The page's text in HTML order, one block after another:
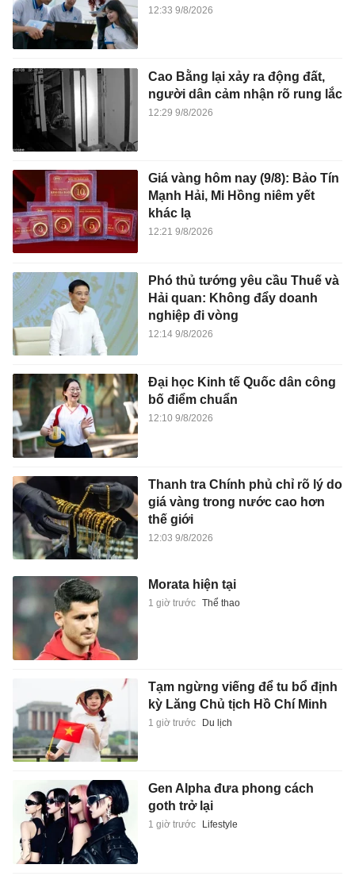
12:33 9/8/2026
Cao Bằng lại xảy ra động đất,
người dân cảm nhận rõ rung lắc
12:29 9/8/2026
Giá vàng hôm nay (9/8): Bảo Tín
Mạnh Hải, Mi Hồng niêm yết
khác lạ
12:21 9/8/2026
Phó thủ tướng yêu cầu Thuế và
Hải quan: Không đẩy doanh
nghiệp đi vòng
12:14 9/8/2026
Đại học Kinh tế Quốc dân công
bố điểm chuẩn
12:10 9/8/2026
Thanh tra Chính phủ chỉ rõ lý do
giá vàng trong nước cao hơn
thế giới
12:03 9/8/2026
Morata hiện tại
1 giờ trước Thể thao
Tạm ngừng viếng để tu bổ định
kỳ Lăng Chủ tịch Hồ Chí Minh
1 giờ trước Du lịch
Gen Alpha đưa phong cách
goth trở lại
1 giờ trước Lifestyle